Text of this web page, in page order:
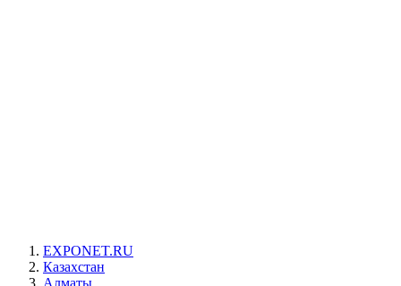
EXPONET.RU
Казахстан
Алматы